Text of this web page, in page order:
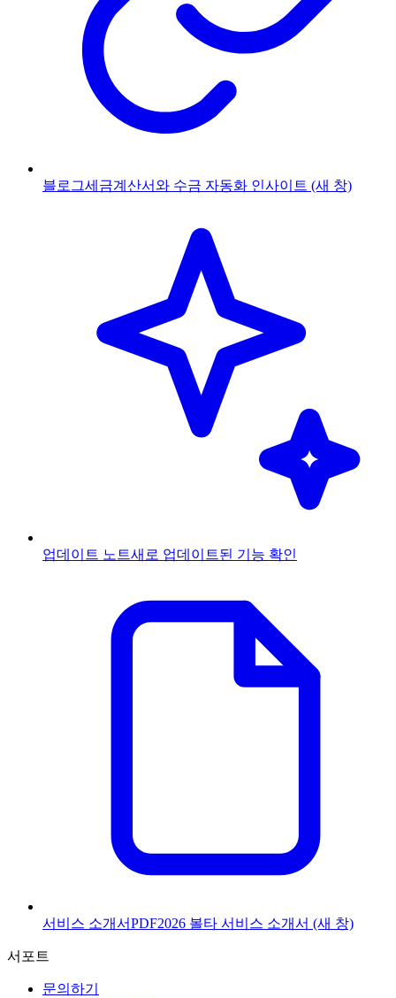
블로그세금계산서와 수금 자동화 인사이트 (새 창)
업데이트 노트새로 업데이트된 기능 확인
서비스 소개서PDF2026 볼타 서비스 소개서 (새 창)
서포트
문의하기